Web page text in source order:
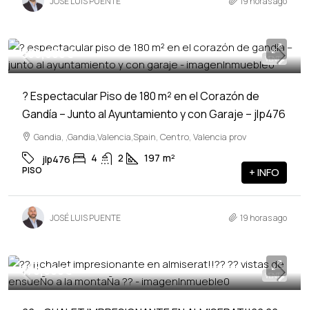
VENTA
350,000€
? Espectacular Piso de 180 m² en el Corazón de
Gandía – Junto al Ayuntamiento y con Garaje – jlp476
Gandia, ,Gandia,Valencia,Spain, Centro, Valencia prov
jlp476 4 2 197 m²
PISO + INFO
JOSÉ LUIS PUENTE 19 horas ago
VENTA
170,000€